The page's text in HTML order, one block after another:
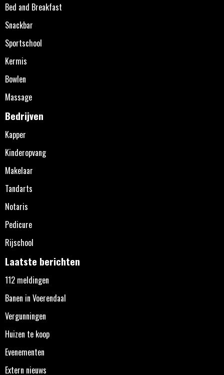
Bed and Breakfast
Snackbar
Sportschool
Kermis
Bowlen
Massage
Bedrijven
Kapper
Kinderopvang
Makelaar
Tandarts
Notaris
Pedicure
Rijschool
Laatste berichten
112 meldingen
Banen in Voerendaal
Vergunningen
Huizen te koop
Evenementen
Extern nieuws